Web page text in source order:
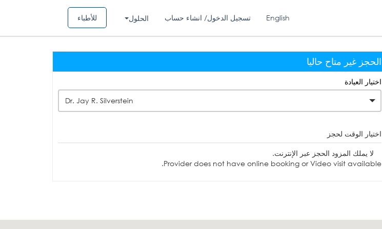
للأطباء الحلول تسجيل الدخول/ انشاء حساب English
الحجز غير متاح حاليا
اختيار العيادة
Dr. Jay R. Silverstein
اختيار الوقت لحجز
لا يملك المزود الحجز عبر الإنترنت.
Provider does not have online booking or Video visit available.